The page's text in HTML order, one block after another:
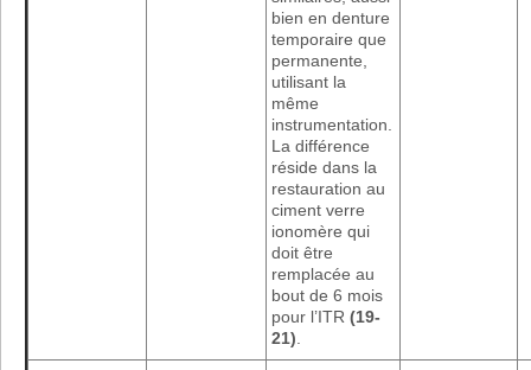
bien en denture
temporaire que
permanente,
utilisant la
même
instrumentation.
La différence
réside dans la
restauration au
ciment verre
ionomère qui
doit être
remplacée au
bout de 6 mois
pour l’ITR (19-
21)